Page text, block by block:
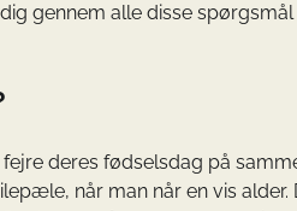
gennem alle disse
deres fødselsdag på
når man når en vis